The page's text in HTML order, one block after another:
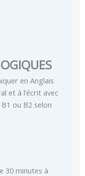
en Anglais
et à l’écrit avec
ou B2 selon
30 minutes à